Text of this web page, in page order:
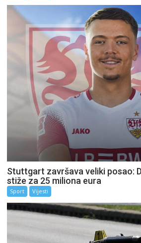
Stuttgart završava veliki posao:
stiže za 25 miliona eura
Sport Vijesti